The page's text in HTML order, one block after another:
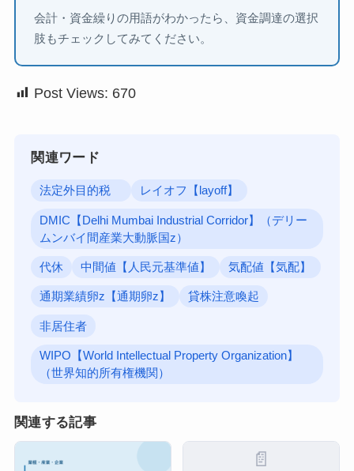
会計・資金繰りの用語がわかったら、資金調達の選択
肢もチェックしてみてください。
Post Views: 670
関連ワード
法定外目的税 レイオフ【layoff】
DMIC【Delhi Mumbai Industrial Corridor】（デリー
ムンバイ間産業大動脈国z）
代休 中間値【人民元基準値】 気配値【気配】
通期業績卵z【通期卵z】 貸株注意喚起
非居住者
WIPO【World Intellectual Property Organization】
（世界知的所有権機関）
関連する記事
📄